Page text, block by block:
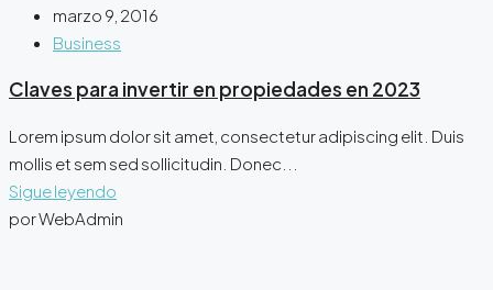
marzo 9, 2016
Business
Claves para invertir en propiedades en 2023
Lorem ipsum dolor sit amet, consectetur adipiscing elit. Duis
mollis et sem sed sollicitudin. Donec...
Sigue leyendo
por WebAdmin